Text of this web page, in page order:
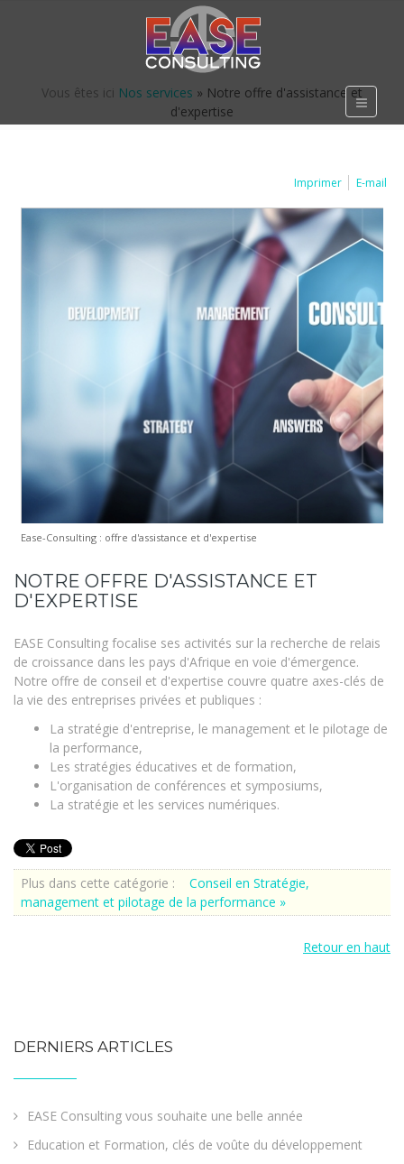
Vous êtes ici Nos services » Notre offre d'assistance et
d'expertise
Imprimer E-mail
Ease-Consulting : offre d'assistance et d'expertise
NOTRE OFFRE D'ASSISTANCE ET
D'EXPERTISE
EASE Consulting focalise ses activités sur la recherche de relais
de croissance dans les pays d'Afrique en voie d'émergence.
Notre offre de conseil et d'expertise couvre quatre axes-clés de
la vie des entreprises privées et publiques :
La stratégie d'entreprise, le management et le pilotage de
la performance,
Les stratégies éducatives et de formation,
L'organisation de conférences et symposiums,
La stratégie et les services numériques.
Plus dans cette catégorie :
Conseil en Stratégie,
management et pilotage de la performance »
Retour en haut
DERNIERS ARTICLES
EASE Consulting vous souhaite une belle année
Education et Formation, clés de voûte du développement